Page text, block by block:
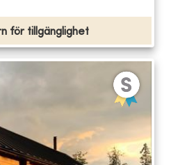
för tillgänglighet